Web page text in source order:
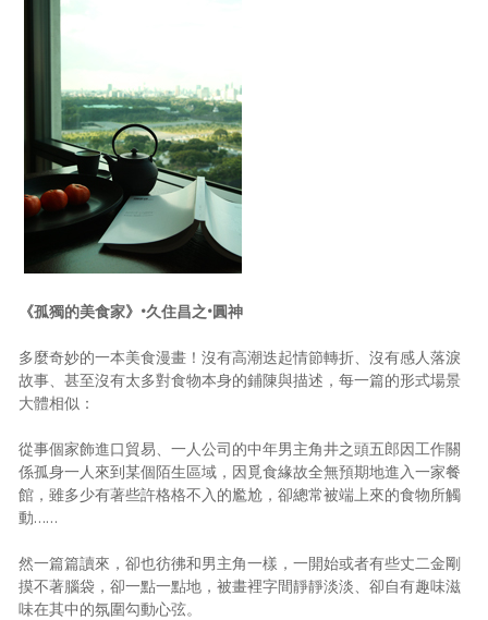
餐桌週記
享樂隨手拍
照相簿
影音區
關於Yilan
個人著作
活動實況記錄
媒體報導一覽
合作與代言
訂閱電子報
《孤獨的美食家》•久住昌之•圓神
多麼奇妙的一本美食漫畫！沒有高潮迭起情節轉折、沒有感人落淚
故事、甚至沒有太多對食物本身的鋪陳與描述，每一篇的形式場景
大體相似：
從事個家飾進口貿易、一人公司的中年男主角井之頭五郎因工作關
係孤身一人來到某個陌生區域，因覓食緣故全無預期地進入一家餐
館，雖多少有著些許格格不入的尷尬，卻總常被端上來的食物所觸
動……
然一篇篇讀來，卻也彷彿和男主角一樣，一開始或者有些丈二金剛
摸不著腦袋，卻一點一點地，被畫裡字間靜靜淡淡、卻自有趣味滋
味在其中的氛圍勾動心弦。